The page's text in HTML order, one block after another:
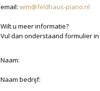
email: wim@feldhaus-piano.nl
Wilt u meer informatie?
Vul dan onderstaand formulier in
Naam:
Naam bedrijf: